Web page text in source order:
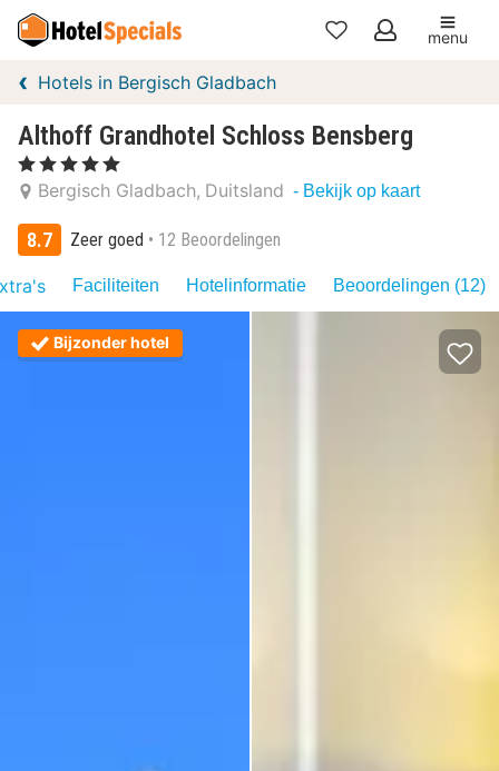
Mijn
menu
Hotels in Bergisch Gladbach
Althoff Grandhotel Schloss Bensberg
, 5 Sterren
Bergisch Gladbach Duitsland - Bekijk op kaart
8.7 Zeer goed 12 Beoordelingen
Faciliteiten Hotelinformatie Beoordelingen (12)
Bijzonder hotel